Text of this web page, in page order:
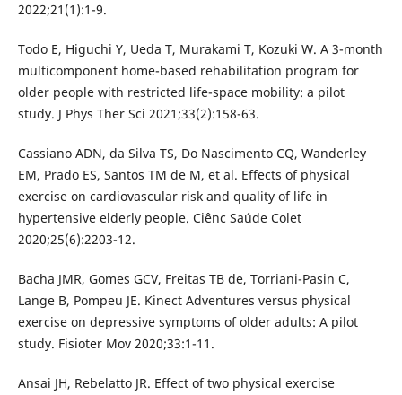
2022;21(1):1-9.
Todo E, Higuchi Y, Ueda T, Murakami T, Kozuki W. A 3-month
multicomponent home-based rehabilitation program for
older people with restricted life-space mobility: a pilot
study. J Phys Ther Sci 2021;33(2):158-63.
Cassiano ADN, da Silva TS, Do Nascimento CQ, Wanderley
EM, Prado ES, Santos TM de M, et al. Effects of physical
exercise on cardiovascular risk and quality of life in
hypertensive elderly people. Ciênc Saúde Colet
2020;25(6):2203-12.
Bacha JMR, Gomes GCV, Freitas TB de, Torriani-Pasin C,
Lange B, Pompeu JE. Kinect Adventures versus physical
exercise on depressive symptoms of older adults: A pilot
study. Fisioter Mov 2020;33:1-11.
Ansai JH, Rebelatto JR. Effect of two physical exercise